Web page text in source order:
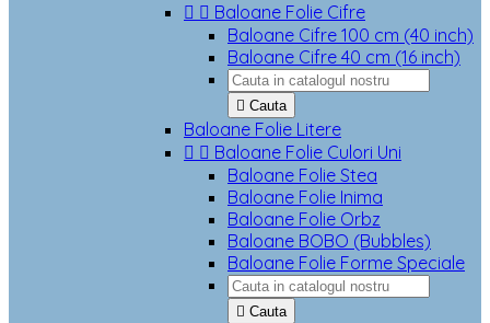
  Baloane Folie Cifre
Baloane Cifre 100 cm (40 inch)
Baloane Cifre 40 cm (16 inch)
 Cauta
Baloane Folie Litere
  Baloane Folie Culori Uni
Baloane Folie Stea
Baloane Folie Inima
Baloane Folie Orbz
Baloane BOBO (Bubbles)
Baloane Folie Forme Speciale
 Cauta